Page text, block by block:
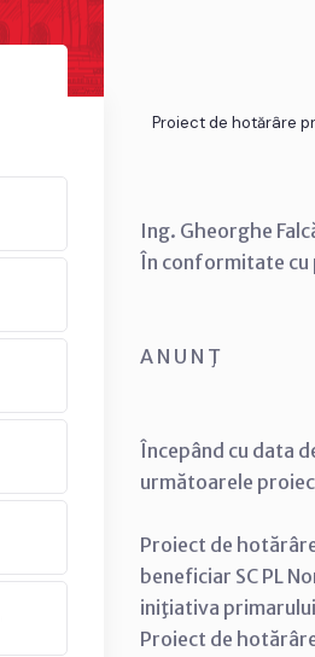
Proiect de hotărâre
Ing. Gheorghe
În conformitate
A N U N Ţ
Începând cu data
următoarele
Proiect de
beneficiar SC PL
iniţiativa
Proiect de